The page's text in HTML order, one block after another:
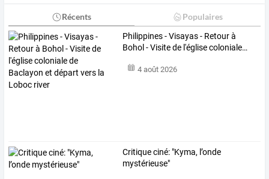
Récents Populaires
Philippines-Visayas- Retourà
Bohol -Visitede l'églisecoloniale…
4 août 2026
Critique ciné: "Kyma, l’onde
mystérieuse"